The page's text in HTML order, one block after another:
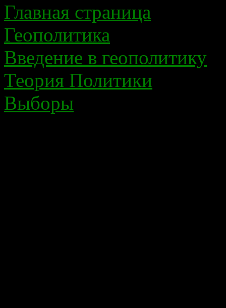
Главная страница
Геополитика
Введение в геополитику
Теория Политики
Выборы